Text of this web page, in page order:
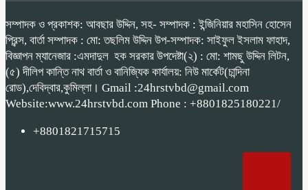
সম্পাদক ও প্রকাশক: আবছার উদ্দিন, সহ- সম্পাদক : ইন্জিনিয়ার মহাসিন হোসেন
প্রিন্স, বার্তা সম্পাদক : মো: তছলিম উদ্দিন উপ-সম্পাদক: সাইফুল ইসলাম ফাহাদ,
বিজ্ঞাপন ম্যানেজার :এমদাদুল হক সরকার উপদেষ্টা(২) : মো: শামছু উদ্দিন লিটন,
(৫) দীলিপ কান্তি নাথ বার্তা ও বানিজ্যিক কার্যালয়: নিউ মার্কেট(চান্দিনা
রোড),দেবিদ্বার,কুমিল্লা। Gmail :24hrstvbd@gmail.com
Website:www.24hrstvbd.com Phone : +8801825180221/
+8801821715715